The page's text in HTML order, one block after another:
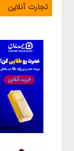
تجارت آنلاین